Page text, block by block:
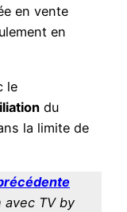
en vente
en
le
du
la limite de
avec TV by